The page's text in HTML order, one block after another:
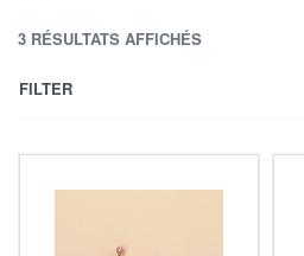
3 RÉSULTATS AFFICHÉS
FILTER